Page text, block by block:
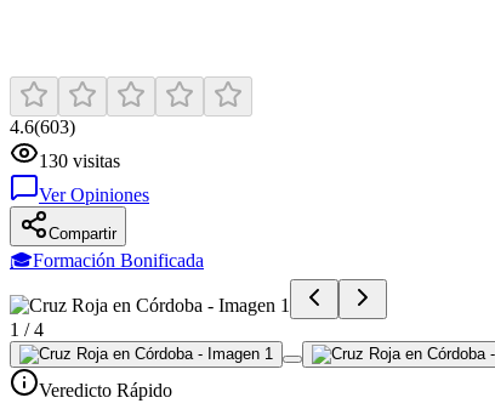
4.6(603)
130 visitas
Ver Opiniones
Compartir
🎓Formación Bonificada
1 /4
Veredicto Rápido